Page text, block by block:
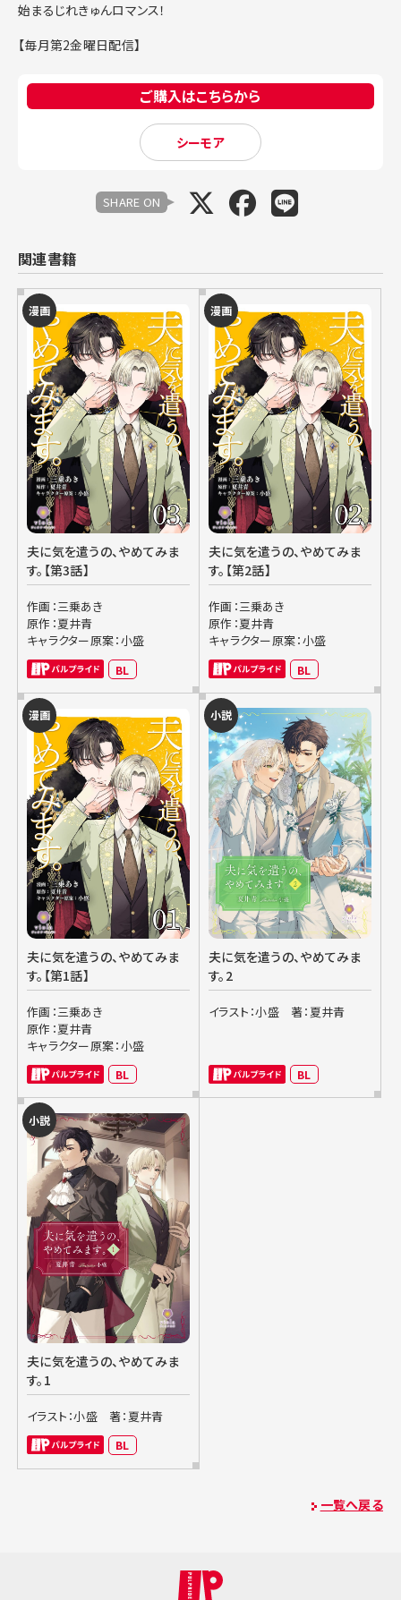
始まるじれきゅんロマンス！
【毎月第2金曜日配信】
ご購入はこちらから
シーモア
SHARE ON
関連書籍
漫画
夫に気を遣うの、やめてみま
す。【第3話】
作画：三乗あき
原作：夏井青
キャラクター原案：小盛
BL
漫画
夫に気を遣うの、やめてみま
す。【第2話】
作画：三乗あき
原作：夏井青
キャラクター原案：小盛
BL
漫画
夫に気を遣うの、やめてみま
す。【第1話】
作画：三乗あき
原作：夏井青
キャラクター原案：小盛
BL
小説
夫に気を遣うの、やめてみま
す。2
イラスト：小盛 著：夏井青
BL
小説
夫に気を遣うの、やめてみま
す。1
イラスト：小盛 著：夏井青
BL
一覧へ戻る